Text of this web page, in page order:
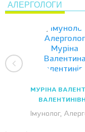
АЛЕРГОЛОГИ
МУРІНА
Імунолог,